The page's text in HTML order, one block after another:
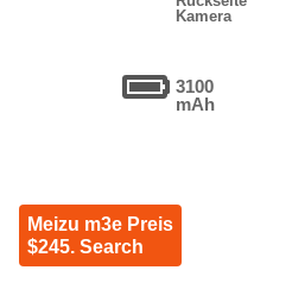
Kamera
3100
mAh
Meizu m3e Preis
$245. Search